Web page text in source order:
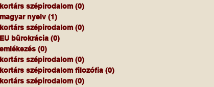
kortárs szépirodalom (0)
magyar nyelv (1)
kortárs szépirodalom (0)
EU bürokrácia (0)
emlékezés (0)
kortárs szépirodalom (0)
kortárs szépirodalom filozófia (0)
kortárs szépirodalom (0)